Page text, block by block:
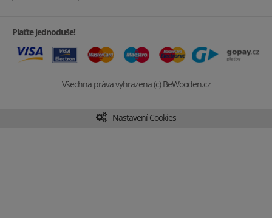
Plaťte jednoduše!
Všechna práva vyhrazena (c) BeWooden.cz
Nastavení Cookies